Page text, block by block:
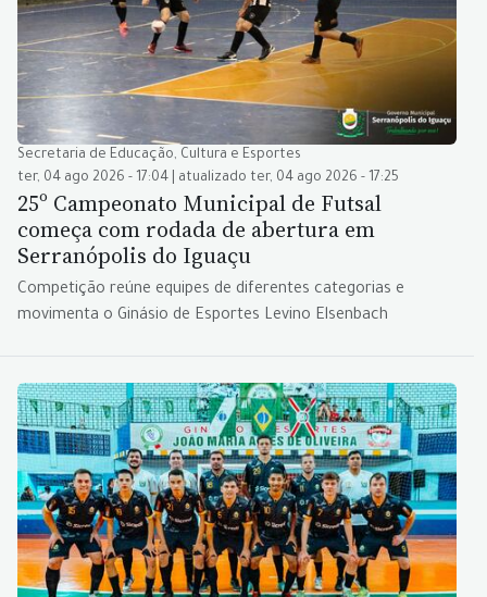
Secretaria de Educação, Cultura e Esportes
ter, 04 ago 2026 - 17:04 | atualizado ter, 04 ago 2026 - 17:25
25º Campeonato Municipal de Futsal
começa com rodada de abertura em
Serranópolis do Iguaçu
Competição reúne equipes de diferentes categorias e
movimenta o Ginásio de Esportes Levino Elsenbach